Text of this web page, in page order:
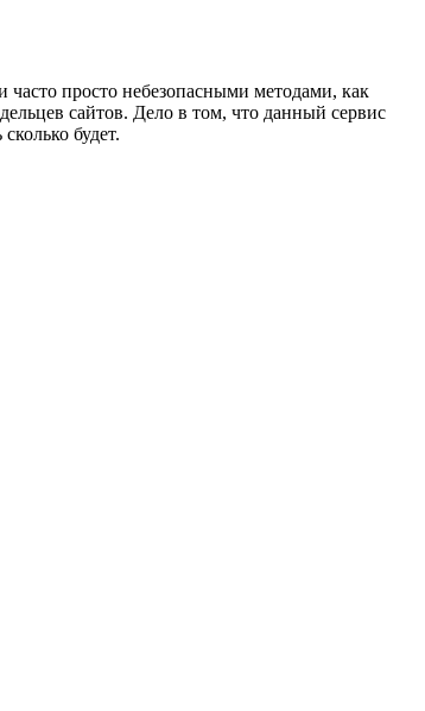
часто просто небезопасными методами, как
сайтов. Дело в том, что данный сервис
будет.